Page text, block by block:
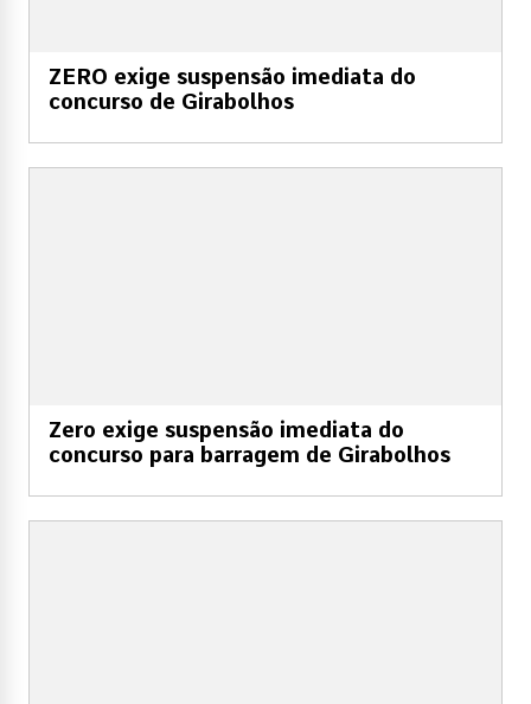
ZERO exige suspensão imediata do
concurso de Girabolhos
Zero exige suspensão imediata do
concurso para barragem de Girabolhos